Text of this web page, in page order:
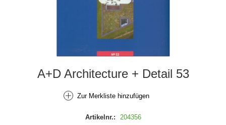
A+D Architecture + Detail 53
Zur Merkliste hinzufügen
Artikelnr.: 204356